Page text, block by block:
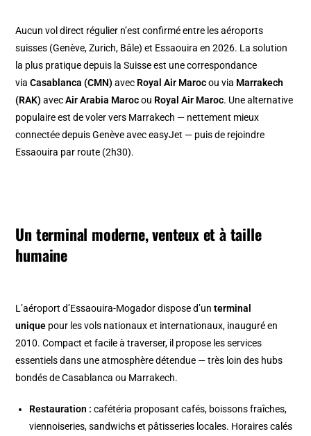
Aucun vol direct régulier n’est confirmé entre les aéroports
suisses (Genève, Zurich, Bâle) et Essaouira en 2026. La solution
la plus pratique depuis la Suisse est une correspondance
viaCasablanca (CMN) avec Royal Air Marocou via Marrakech
(RAK) avecAir Arabia Marocou Royal Air Maroc. Une alternative
populaire est de voler vers Marrakech — nettement mieux
connectée depuis Genève avec easyJet — puis de rejoindre
Essaouira par route (2h30).
Un terminal moderne, venteux et à taille
humaine
L’aéroport d’Essaouira-Mogador dispose d’unterminal
unique pour les vols nationaux et internationaux, inauguré en
2010. Compact et facile à traverser, il propose les services
essentiels dans une atmosphère détendue — très loin des hubs
bondés de Casablanca ou Marrakech.
Restauration : cafétéria proposant cafés, boissons fraîches,
viennoiseries, sandwichs et pâtisseries locales. Horaires calés